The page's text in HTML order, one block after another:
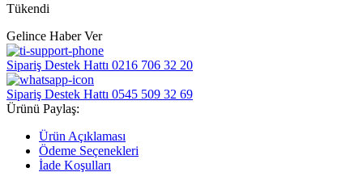
Tükendi
Gelince Haber Ver
Sipariş Destek Hattı 0216 706 32 20
Sipariş Destek Hattı 0545 509 32 69
Ürünü Paylaş:
Ürün Açıklaması
Ödeme Seçenekleri
İade Koşulları